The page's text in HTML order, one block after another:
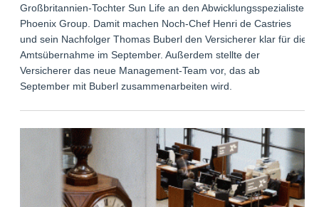
Großbritannien-Tochter Sun Life an den Abwicklungsspezialisten
Phoenix Group. Damit machen Noch-Chef Henri de Castries
und sein Nachfolger Thomas Buberl den Versicherer klar für die
Amtsübernahme im September. Außerdem stellte der
Versicherer das neue Management-Team vor, das ab
September mit Buberl zusammenarbeiten wird.